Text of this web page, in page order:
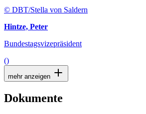
© DBT/Stella von Saldern
Hintze, Peter
Bundestagsvizepräsident
()
mehr anzeigen
Dokumente